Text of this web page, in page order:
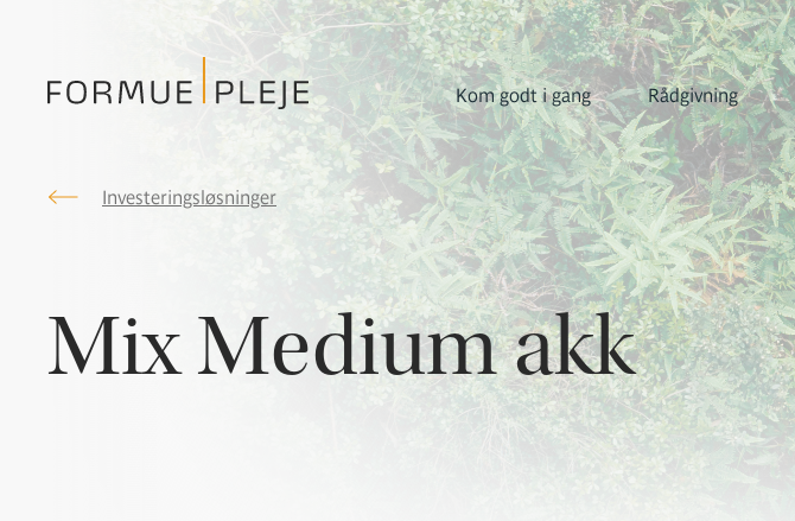
Kom godt i gang Rådgivning
Investeringsløsninger
Mix Medium akk